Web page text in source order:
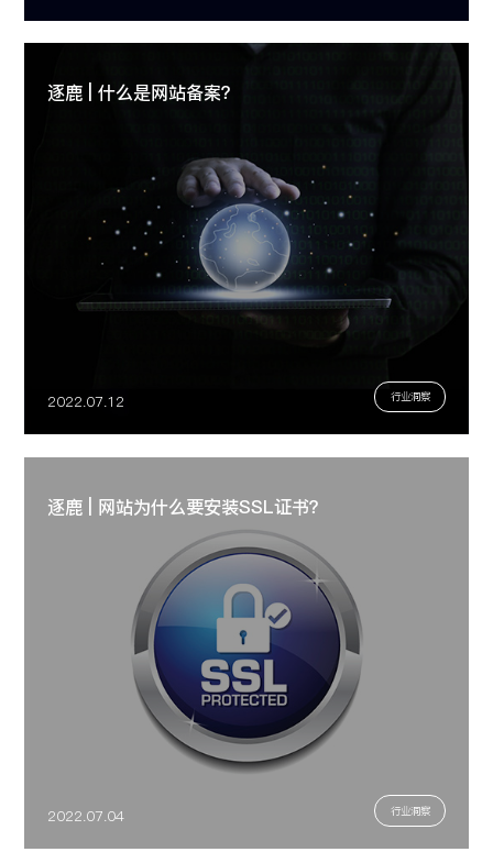
逐鹿 | 什么是网站备案？
2022.07.12 行业洞察
逐鹿 | 网站为什么要安装SSL证书？
2022.07.04 行业洞察